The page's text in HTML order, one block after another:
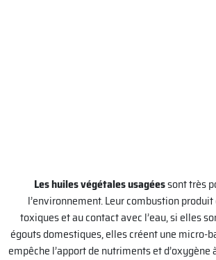
Les huiles végétales usagéessont très
l’environnement. Leur combustion
toxiques et au contact avec l’eau, si elles
égouts domestiques, elles créent une micro-
empêche l’apport de nutriments et